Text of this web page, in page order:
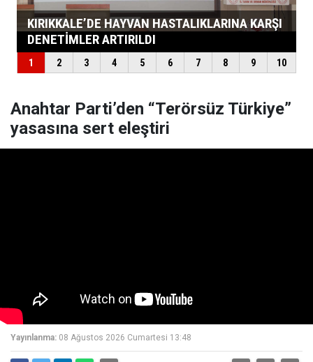
Anahtar Parti’den “Terörsüz Türkiye”
yasasına sert eleştiri
Yayınlanma: 08 Ağustos 2026 Cumartesi 13:48